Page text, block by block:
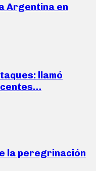
Argentina en
llamó
la peregrinación